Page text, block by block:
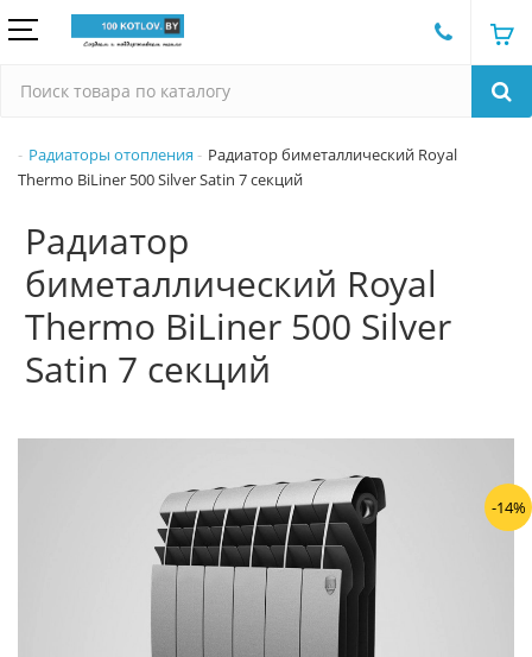
Радиаторы отопления
Радиатор биметаллический Royal
Thermo BiLiner 500 Silver Satin 7 секций
Радиатор
биметаллический Royal
Thermo BiLiner 500 Silver
Satin 7 секций
-14%